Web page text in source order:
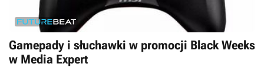
Gamepady i słuchawki w promocji Black Weeks
w Media Expert